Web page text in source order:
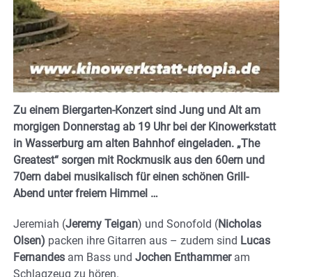
Zu einem Biergarten-Konzert sind Jung und Alt am
morgigen Donnerstag ab 19 Uhr bei der Kinowerkstatt
in Wasserburg am alten Bahnhof eingeladen. „The
Greatest“ sorgen mit Rockmusik aus den 60ern und
70ern dabei musikalisch für einen schönen Grill-
Abend unter freiem Himmel …
Jeremiah (Jeremy Teigan) und Sonofold (Nicholas
Olsen) packen ihre Gitarren aus – zudem sind Lucas
Fernandes am Bass und Jochen Enthammeram
Schlagzeug zu hören.